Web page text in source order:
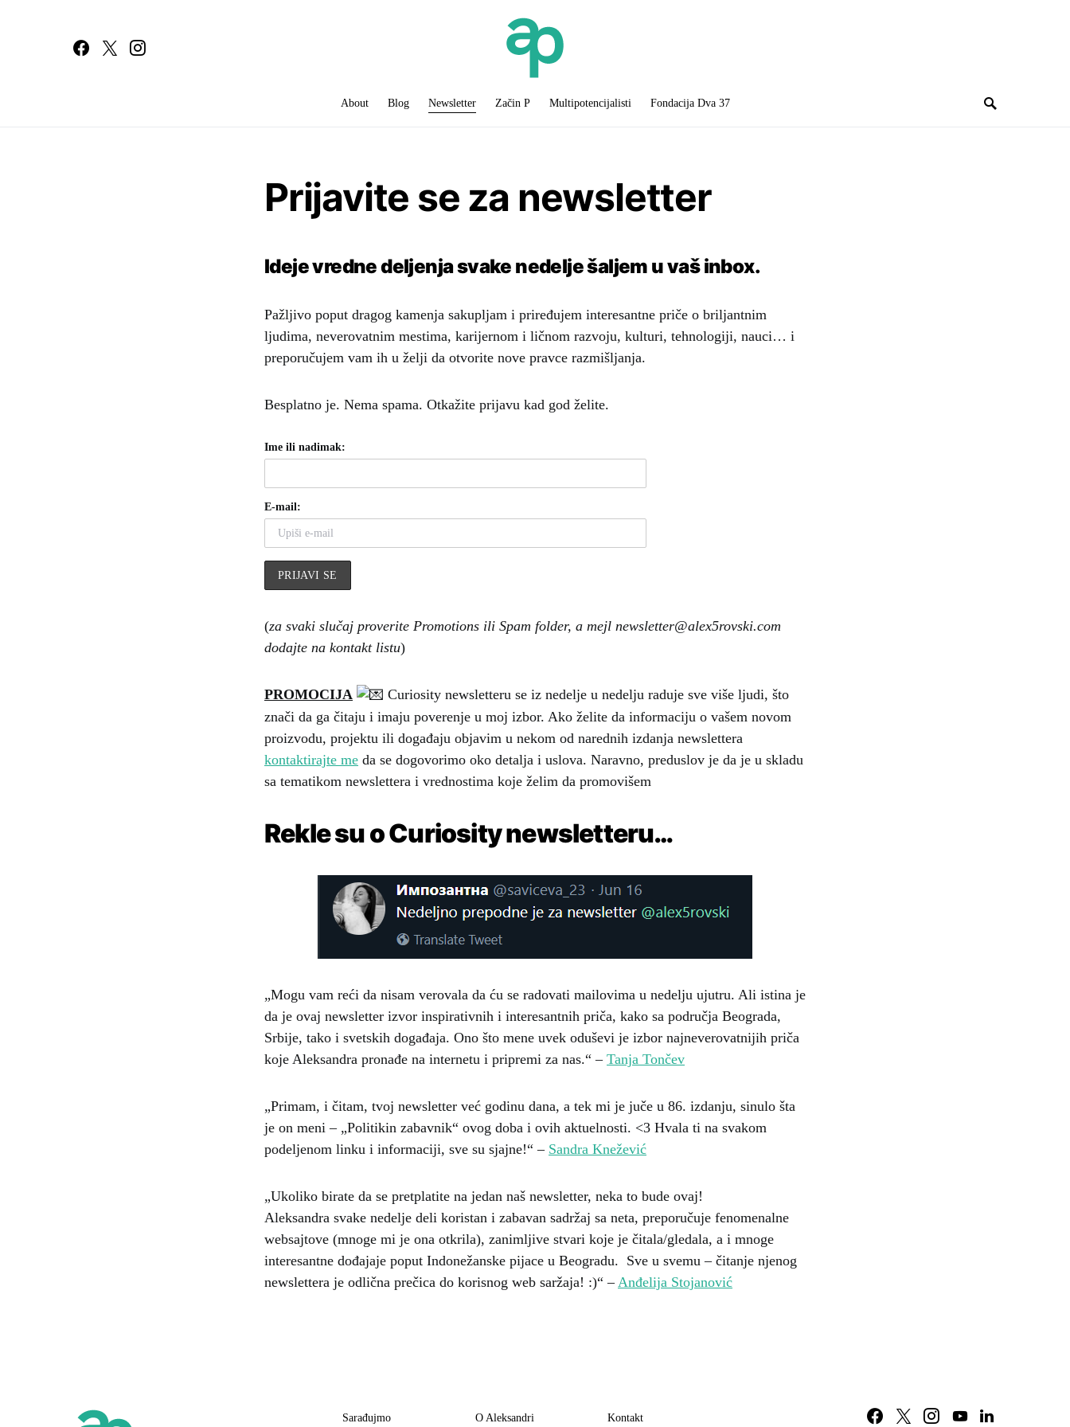
About Blog Newsletter Začin P Multipotencijalisti Fondacija Dva 37
Prijavite se za newsletter
Ideje vredne deljenja svake nedelje šaljem u vaš inbox.
Pažljivo poput dragog kamenja sakupljam i priređujem interesantne priče o briljantnim
ljudima, neverovatnim mestima, karijernom i ličnom razvoju, kulturi, tehnologiji, nauci… i
preporučujem vam ih u želji da otvorite nove pravce razmišljanja.
Besplatno je. Nema spama. Otkažite prijavu kad god želite.
Ime ili nadimak:
E-mail:
(za svaki slučaj proverite Promotions ili Spam folder, a mejl newsletter@alex5rovski.com
dodajte na kontakt listu)
PROMOCIJA
Curiosity newsletteru se iz nedelje u nedelju raduje sve više ljudi, što
znači da ga čitaju i imaju poverenje u moj izbor. Ako želite da informaciju o vašem novom
proizvodu, projektu ili događaju objavim u nekom od narednih izdanja newslettera
kontaktirajte me da se dogovorimo oko detalja i uslova. Naravno, preduslov je da je u skladu
sa tematikom newslettera i vrednostima koje želim da promovišem
Rekle su o Curiosity newsletteru…
„Mogu vam reći da nisam verovala da ću se radovati mailovima u nedelju ujutru. Ali istina je
da je ovaj newsletter izvor inspirativnih i interesantnih priča, kako sa područja Beograda,
Srbije, tako i svetskih događaja. Ono što mene uvek oduševi je izbor najneverovatnijih priča
koje Aleksandra pronađe na internetu i pripremi za nas.“ – Tanja Tončev
„Primam, i čitam, tvoj newsletter već godinu dana, a tek mi je juče u 86. izdanju, sinulo šta
je on meni – „Politikin zabavnik“ ovog doba i ovih aktuelnosti. <3 Hvala ti na svakom
podeljenom linku i informaciji, sve su sjajne!“ – Sandra Knežević
„Ukoliko birate da se pretplatite na jedan naš newsletter, neka to bude ovaj!
Aleksandra svake nedelje deli koristan i zabavan sadržaj sa neta, preporučuje fenomenalne
websajtove (mnoge mi je ona otkrila), zanimljive stvari koje je čitala/gledala, a i mnoge
interesantne dođajaje poput Indonežanske pijace u Beogradu. Sve u svemu – čitanje njenog
newslettera je odlična prečica do korisnog web saržaja! :)“ –Anđelija Stojanović
Sarađujmo O Aleksandri Kontakt